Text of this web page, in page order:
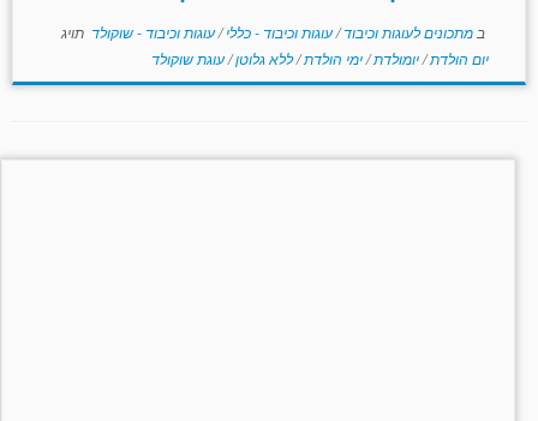
ב מתכונים לעוגות וכיבוד/עוגות וכיבוד - כללי/עוגות וכיבוד - שוקולד תויג
יום הולדת/יומולדת/ימי הולדת/ללא גלוטן/עוגת שוקולד